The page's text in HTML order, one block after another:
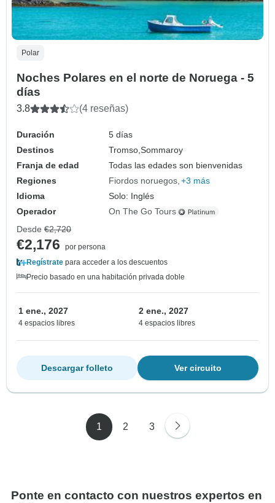
Polar
Noches Polares en el norte de Noruega - 5
días
3.8 (4 reseñas)
Duración
5 días
Destinos
Tromso,Sommaroy
Franja de edad
Todas las edades son bienvenidas
Regiones
Fiordos noruegos +3 más
Idioma
Solo: Inglés
Operador
On The Go Tours
Desde €2,720
€2,176
por persona
Regístrate para acceder a los descuentos
Precio basado en una habitación privada doble
1 ene., 2027
4 espacios libres
2 ene., 2027
4 espacios libres
Ver circuito
Descargar folleto
1 2 3
Ponte en contacto con nuestros expertos en